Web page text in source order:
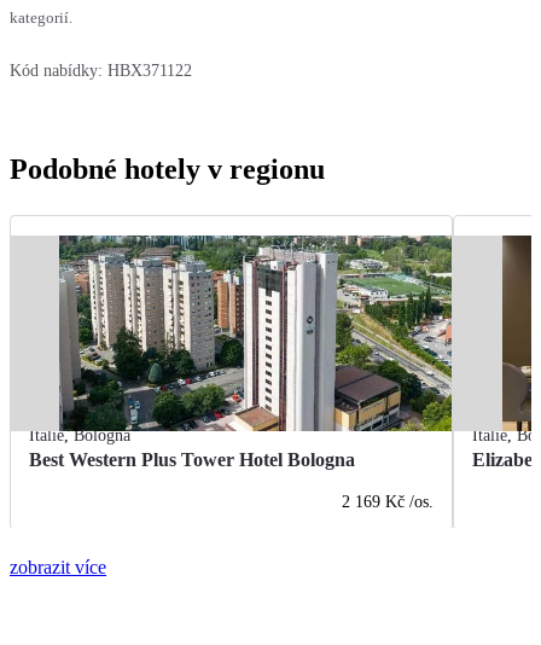
kategorií.
Kód nabídky: HBX371122
Podobné hotely v regionu
Itálie,Bologna
Best Western Plus Tower Hotel Bologna
2 169 Kč /os.
Itálie,
zobrazit více